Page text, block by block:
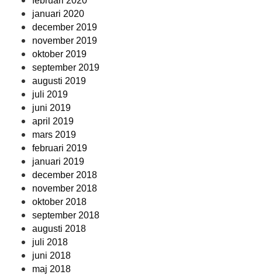
januari 2020
december 2019
november 2019
oktober 2019
september 2019
augusti 2019
juli 2019
juni 2019
april 2019
mars 2019
februari 2019
januari 2019
december 2018
november 2018
oktober 2018
september 2018
augusti 2018
juli 2018
juni 2018
maj 2018